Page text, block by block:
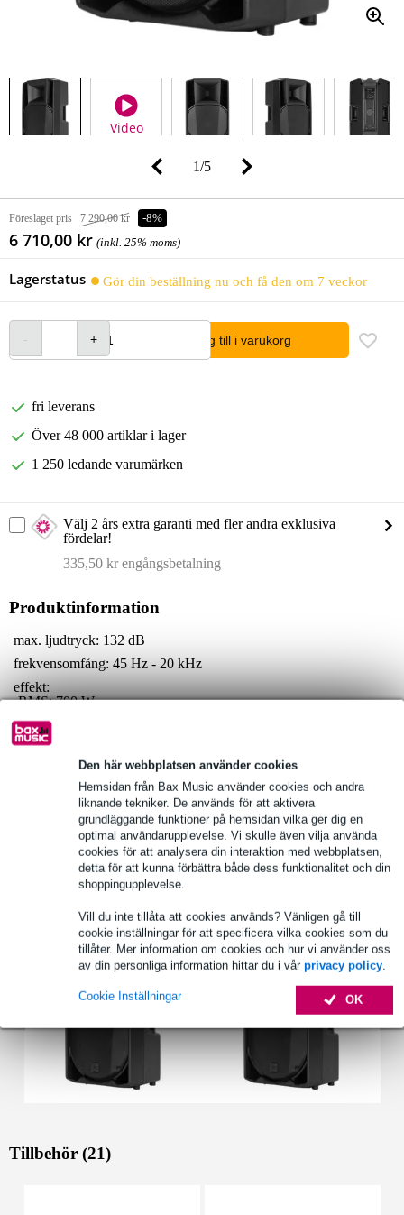
Den här webbplatsen använder cookies
Hemsidan från Bax Music använder cookies och andra
liknande tekniker. De används för att aktivera
grundläggande funktioner på hemsidan vilka ger dig en
optimal användarupplevelse. Vi skulle även vilja använda
cookies för att analysera din interaktion med webbplatsen,
detta för att kunna förbättra både dess funktionalitet och din
shoppingupplevelse.
Vill du inte tillåta att cookies används? Vänligen gå till
cookie inställningar för att specificera vilka cookies som du
tillåter. Mer information om cookies och hur vi använder oss
av din personliga information hittar du i vår privacy policy.
OK
Cookie Inställningar
Video
1/5
Föreslaget pris 7 290,00 kr -8%
6 710,00 kr (inkl. 25% moms)
Lagerstatus Gör din beställning nu och få den om 7 veckor
lägg till i varukorg
fri leverans
Över 48 000 artiklar i lager
1 250 ledande varumärken
Välj 2 års extra garanti med fler andra exklusiva
fördelar!
335,50 kr engångsbetalning
Produktinformation
max. ljudtryck: 132 dB
frekvensomfång: 45 Hz - 20 kHz
effekt:
RMS: 700 W
topp: 1400 W
Tillbehör (21)